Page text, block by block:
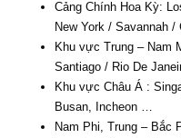
Cảng Chính Hoa Kỳ:
New York / Savannah /
Khu vực Trung – Nam
Santiago / Rio De
Khu vực Châu Á :
Busan, Incheon …
Nam Phi, Trung – Bắc